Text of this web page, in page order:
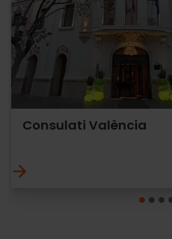
Consulati València